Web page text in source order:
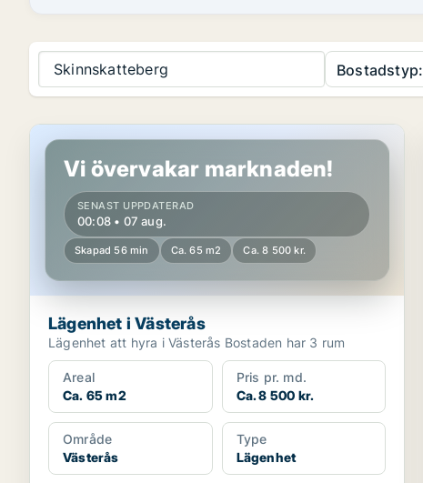
Skinnskatteberg Bostadstyp:
Lägenhet i Västerås
Vi övervakar marknaden!
SENAST UPPDATERAD
00:08 • 07 aug.
Skapad 56 min Ca. 65 m2 Ca. 8 500 kr.
Lägenhet i Västerås
Lägenhet att hyra i Västerås Bostaden har 3 rum
Areal
Ca. 65 m2
Pris pr. md.
Ca. 8 500 kr.
Område
Västerås
Type
Lägenhet